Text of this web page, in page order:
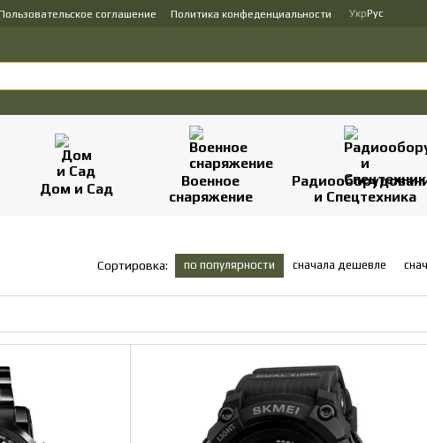
соглашение Политика конфеденциальности УкрРус
Дом и Сад
Военное
снаряжение
и Спецтехника
Сортировка: по популярности сначала дешевле